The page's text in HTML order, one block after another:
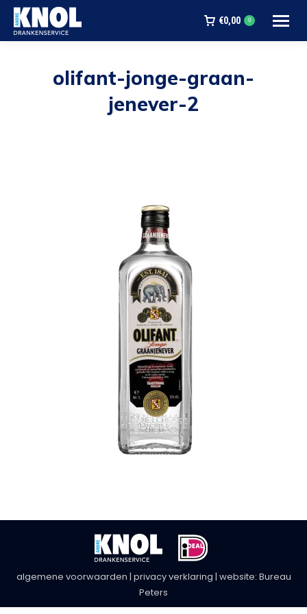
€0,00 0
olifant-jonge-graan-
jenever-2
algemene voorwaarden | privacy verklaring | website: Bureau
Peters